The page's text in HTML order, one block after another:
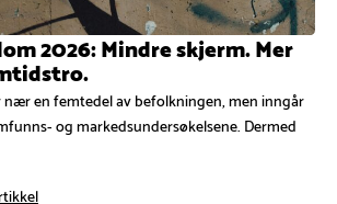
2026: Mindre skjerm. Mer
en femtedel av befolkningen, men inngår
og markedsundersøkelsene. Dermed